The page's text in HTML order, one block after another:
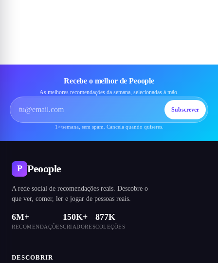
Recebe o melhor de Peoople
As melhores recomendações da semana, selecionadas à mão.
Subscrever
1×/semana, sem spam. Cancela quando quiseres.
P Peoople
A rede social de recomendações reais. Descobre o
que ver, comer, ler e jogar de pessoas reais.
6M+
RECOMENDAÇÕES
150K+
CRIADORES
877K
COLEÇÕES
DESCOBRIR